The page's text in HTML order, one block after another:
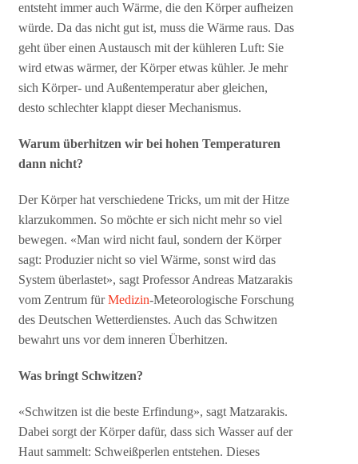
entsteht immer auch Wärme, die den Körper aufheizen
würde. Da das nicht gut ist, muss die Wärme raus. Das
geht über einen Austausch mit der kühleren Luft: Sie
wird etwas wärmer, der Körper etwas kühler. Je mehr
sich Körper- und Außentemperatur aber gleichen,
desto schlechter klappt dieser Mechanismus.
Warum überhitzen wir bei hohen Temperaturen
dann nicht?
Der Körper hat verschiedene Tricks, um mit der Hitze
klarzukommen. So möchte er sich nicht mehr so viel
bewegen. «Man wird nicht faul, sondern der Körper
sagt: Produzier nicht so viel Wärme, sonst wird das
System überlastet», sagt Professor Andreas Matzarakis
vom Zentrum fürMedizin-Meteorologische Forschung
des Deutschen Wetterdienstes. Auch das Schwitzen
bewahrt uns vor dem inneren Überhitzen.
Was bringt Schwitzen?
«Schwitzen ist die beste Erfindung», sagt Matzarakis.
Dabei sorgt der Körper dafür, dass sich Wasser auf der
Haut sammelt: Schweißperlen entstehen. Dieses